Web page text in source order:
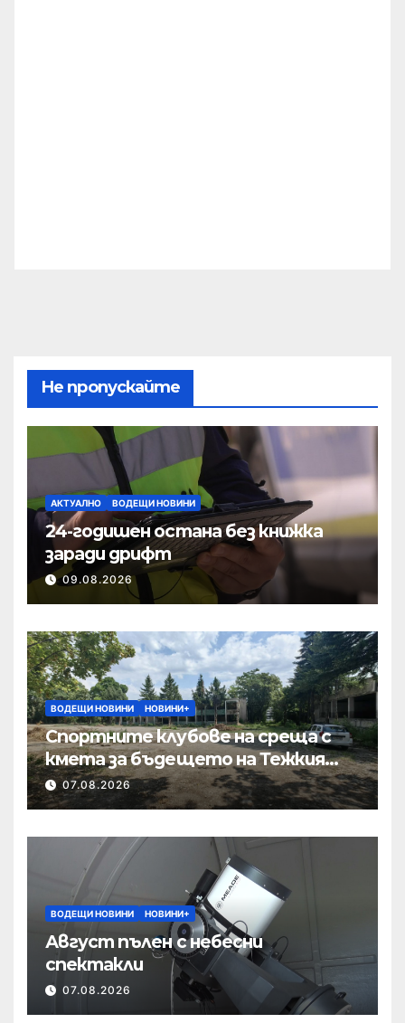
Не пропускайте
АКТУАЛНО ВОДЕЩИ НОВИНИ
24-годишен остана без книжка
заради дрифт
09.08.2026
ВОДЕЩИ НОВИНИ НОВИНИ+
Спортните клубове на среща с
кмета за бъдещето на Тежкия
полк
07.08.2026
ВОДЕЩИ НОВИНИ НОВИНИ+
Август пълен с небесни
спектакли
07.08.2026